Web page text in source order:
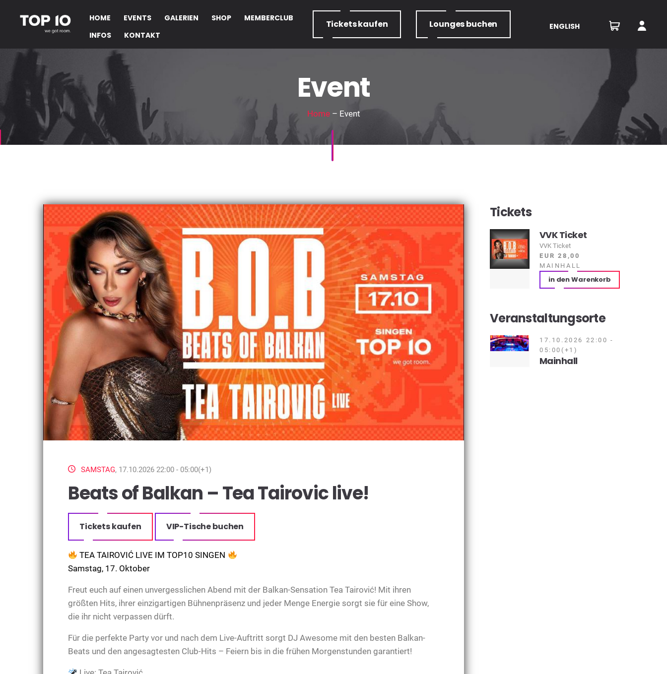
HOME EVENTS GALERIEN SHOP
MEMBERCLUB
INFOS
KONTAKT
Ticketskaufen Loungesbuchen ENGLISH
Event
Home– Event
SAMSTAG, 17.10.2026 22:00 - 05:00(+1)
Beats of Balkan – Tea Tairovic live!
Tickets kaufen VIP-Tische buchen
TEA TAIROVIĆ LIVE IM TOP10 SINGEN
Samstag, 17. Oktober
Freut euch auf einen unvergesslichen Abend mit der Balkan-Sensation Tea Tairović! Mit ihren
größten Hits, ihrer einzigartigen Bühnenpräsenz und jeder Menge Energie sorgt sie für eine Show,
die ihr nicht verpassen dürft.
Für die perfekte Party vor und nach dem Live-Auftritt sorgt DJ Awesome mit den besten Balkan-
Beats und den angesagtesten Club-Hits – Feiern bis in die frühen Morgenstunden garantiert!
Tickets
VVK Ticket
VVK Ticket
EUR 28,00
MAINHALL
in den Warenkorb
Veranstaltungsorte
17.10.2026 22:00 -
05:00(+1)
Mainhall